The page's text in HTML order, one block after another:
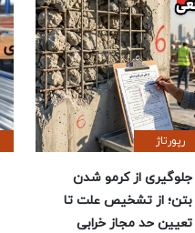
رپورتاژ
جلوگیری از کرمو شدن
بتن؛ از تشخیص علت تا
تعیین حد مجاز خرابی